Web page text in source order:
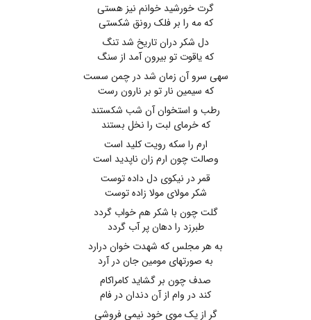
گرت خورشید خوانم نیز هستی
که مه را بر فلک رونق شکستی
دل شکر دران تاریخ شد تنگ
که یاقوت تو بیرون آمد از سنگ
سهی سرو آن زمان شد در چمن سست
که سیمین نار تو بر نارون رست
رطب و استخوان آن شب شکستند
که خرمای لبت را نخل بستند
ارم را سکه رویت کلید است
وصالت چون ارم زان ناپدید است
قمر در نیکوی دل داده توست
شکر مولای مولا زاده توست
گلت چون با شکر هم خواب گردد
طبرزد را دهان پر آب گردد
به هر مجلس که شهدت خوان درارد
به صورتهای مومین جان در آرد
صدف چون بر گشاید کامراکام
کند در وام از آن دندان در فام
گر از یک موی خود نیمی فروشی